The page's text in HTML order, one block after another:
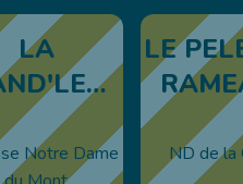
LA
CHAND'LEUR
Notre Dame
LE
ND de la